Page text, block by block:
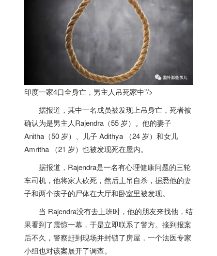
印度一家4口全身亡，男主人吊死家中”/>
据报道，其中一名成员被发现上吊身亡，死者被
确认为是男主人Rajendra（55 岁）。他的妻子
Anitha（50 岁）、儿子 Adithya （24 岁）和女儿
Amritha （21 岁）也被发现死在屋内。
据报道，Rajendra是一名有心理健康问题的三轮
车司机，他将家人砍死，然后上吊自杀，据悉他的妻
子和两个孩子的尸体在大厅和卧室里被发现。
当 Rajendra没有去上班时，他的朋友来找他，结
果看到了震惊一幕，于是立即联系了警方。接到报案
后不久，警察赶到现场并封锁了房屋，一个法医专家
小组也对该案展开了调查。